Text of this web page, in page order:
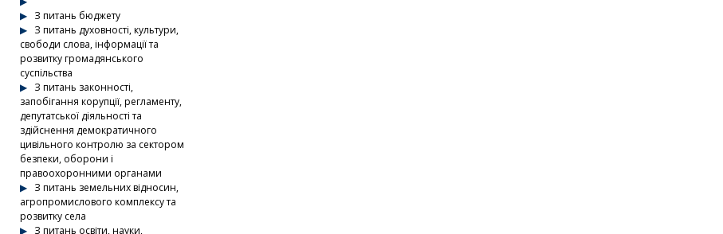
З питань бюджету
З питань духовності, культури,
свободи слова, інформації та
розвитку громадянського
суспільства
З питань законності,
запобігання корупції, регламенту,
депутатської діяльності та
здійснення демократичного
цивільного контролю за сектором
безпеки, оборони і
правоохоронними органами
З питань земельних відносин,
агропромислового комплексу та
розвитку села
З питань освіти, науки,